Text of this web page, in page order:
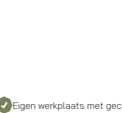
Eigen werkplaats met